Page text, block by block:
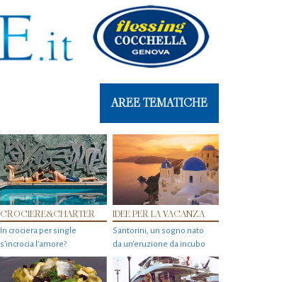
AREE TEMATICHE
CROCIERE&CHARTER
In crociera per single
s'incrocia l’amore?
IDEE PER LA VACANZA
Santorini, un sogno nato
da un’eruzione da incubo